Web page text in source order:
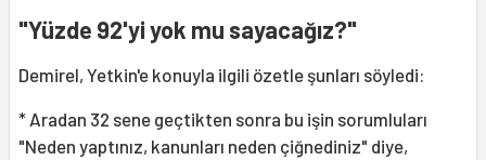
"Yüzde 92'yi yok mu sayacağız?"
Demirel, Yetkin'e konuyla ilgili özetle şunları söyledi:
* Aradan 32 sene geçtikten sonra bu işin sorumluları
"Neden yaptınız, kanunları neden çiğnediniz" diye,